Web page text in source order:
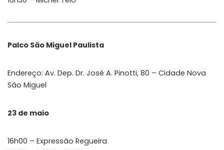
Palco São Miguel Paulista
Endereço: Av. Dep. Dr. José A. Pinotti, 80 – Cidade Nova
São Miguel
23 de maio
16h00 – Expressão Regueira